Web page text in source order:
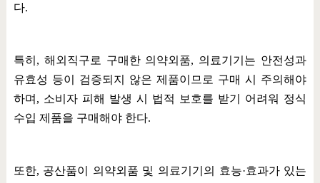
다.
특히 , 해외직구로 구매한 의약외품, 의료기기는 안전성과
유효성 등이 검증되지 않은 제품이므로 구매 시 주의해야
하며 , 소비자 피해 발생 시 법적 보호를 받기 어려워 정식
수입 제품을 구매해야 한다.
또한, 공산품이 의약외품 및 의료기기의 효능·효과가 있는